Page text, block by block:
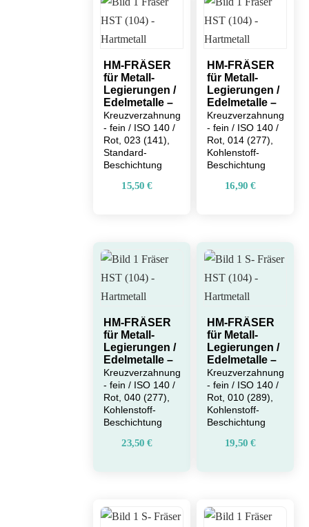
HM-FRÄSER
für Metall-
Legierungen /
Edelmetalle –
Kreuzverzahnung
- fein / ISO 140 /
Rot, 023 (141),
Standard-
Beschichtung
15,50€
HM-FRÄSER
für Metall-
Legierungen /
Edelmetalle –
Kreuzverzahnung
- fein / ISO 140 /
Rot, 014 (277),
Kohlenstoff-
Beschichtung
16,90€
HM-FRÄSER
für Metall-
Legierungen /
Edelmetalle –
Kreuzverzahnung
- fein / ISO 140 /
Rot, 040 (277),
Kohlenstoff-
Beschichtung
23,50€
HM-FRÄSER
für Metall-
Legierungen /
Edelmetalle –
Kreuzverzahnung
- fein / ISO 140 /
Rot, 010 (289),
Kohlenstoff-
Beschichtung
19,50€